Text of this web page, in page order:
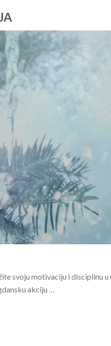
svoju motivaciju i disciplinu u
akciju …